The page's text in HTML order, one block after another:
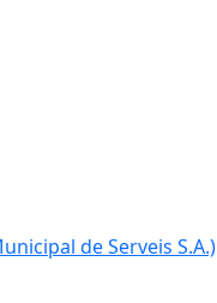
de Serveis S.A.)